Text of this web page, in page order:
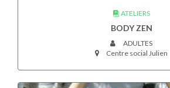
ATELIERS
BODY ZEN
ADULTES
Centre social Julien